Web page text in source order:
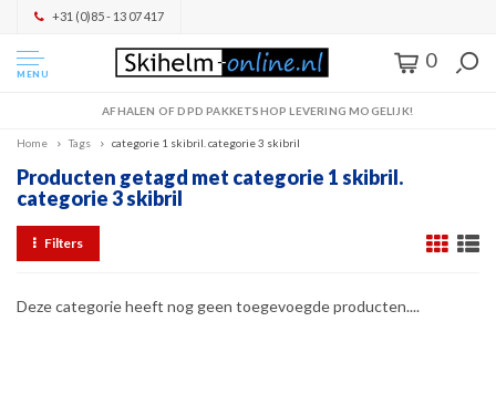
+31 (0)85 - 13 07 417
MENU
0
AFHALEN OF DPD PAKKETSHOP LEVERING MOGELIJK!
Home Tags categorie 1 skibril. categorie 3 skibril
Producten getagd met categorie 1 skibril.
categorie 3 skibril
Filters
Deze categorie heeft nog geen toegevoegde producten....